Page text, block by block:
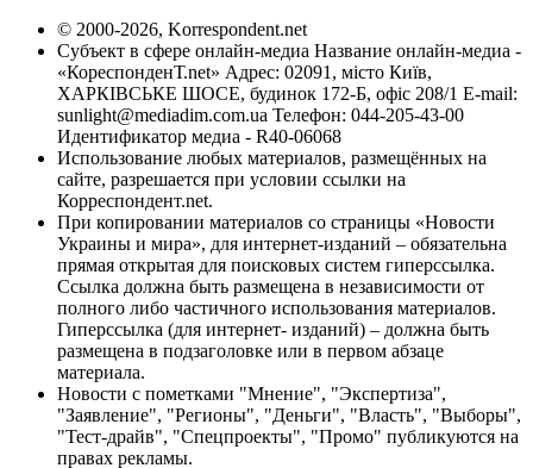
© 2000-2026, Korrespondent.net
Субъект в сфере онлайн-медиа Название онлайн-медиа -
«КореспонденТ.net» Адрес: 02091, місто Київ,
ХАРКІВСЬКЕ ШОСЕ, будинок 172-Б, офіс 208/1 E-mail:
sunlight@mediadim.com.ua Телефон: 044-205-43-00
Идентификатор медиа - R40-06068
Использование любых материалов, размещённых на
сайте, разрешается при условии ссылки на
Корреспондент.net.
При копировании материалов со страницы «Новости
Украины и мира», для интернет-изданий – обязательна
прямая открытая для поисковых систем гиперссылка.
Ссылка должна быть размещена в независимости от
полного либо частичного использования материалов.
Гиперссылка (для интернет- изданий) – должна быть
размещена в подзаголовке или в первом абзаце
материала.
Новости с пометками "Мнение", "Экспертиза",
"Заявление", "Регионы", "Деньги", "Власть", "Выборы",
"Тест-драйв", "Спецпроекты", "Промо" публикуются на
правах рекламы.